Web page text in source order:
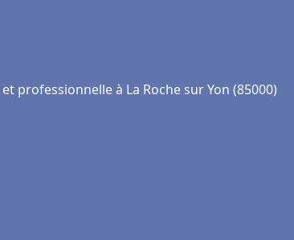
professionnelle à La Roche sur Yon (85000)